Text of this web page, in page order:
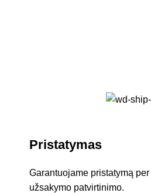
Pristatymas
Garantuojame pristatymą per
užsakymo patvirtinimo.